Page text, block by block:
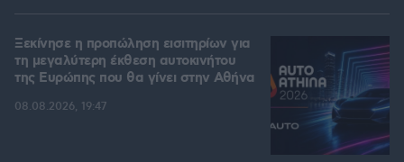
Ξεκίνησε η προπώληση εισιτηρίων για
τη μεγαλύτερη έκθεση αυτοκινήτου
της Ευρώπης που θα γίνει στην Αθήνα
08.08.2026, 19:47